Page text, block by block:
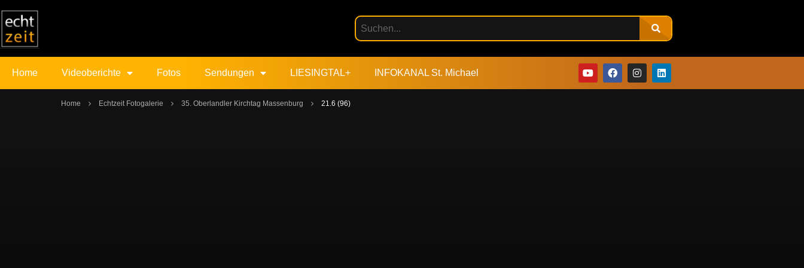
Home Videoberichte Fotos Sendungen LIESINGTAL+ INFOKANAL St. Michael
Home Echtzeit Fotogalerie 35. Oberlandler Kirchtag Massenburg 21.6 (96)